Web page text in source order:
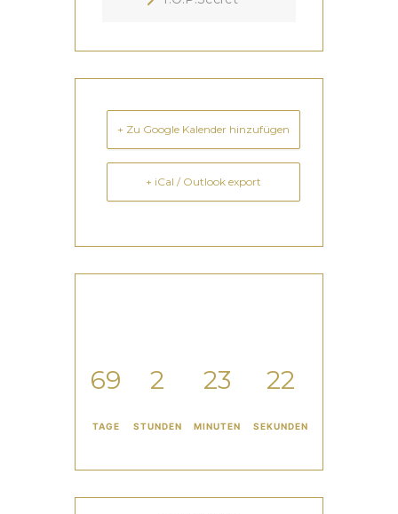
+ Zu Google Kalender hinzufügen
+ iCal / Outlook export
69
TAGE
2
STUNDEN
23
MINUTEN
22
SEKUNDEN